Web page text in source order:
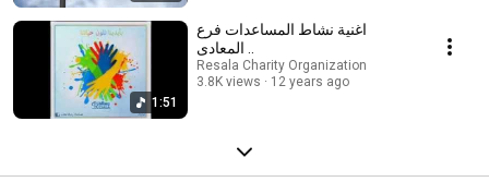
1:51
اغنية نشاط المساعدات فرع
Resala Charity Organization
3.8K views
12 years ago